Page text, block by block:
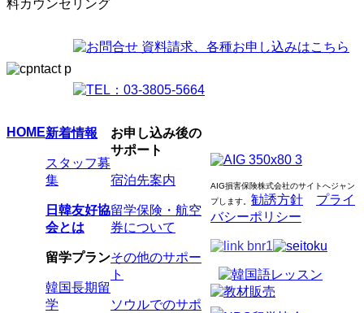
HOME新着情報
スタッフ募
集
日韓友好協
会とは
留学プラン
韓国長期留
学
お申し込み後の
サポート
宿泊先案内
留学保険・航空
券について
その他のサポー
ト
ソウルでのサポ
AIG損害保険株式会社のサイトへジャン
プします
勧誘方針
プライ
バシーポリシー